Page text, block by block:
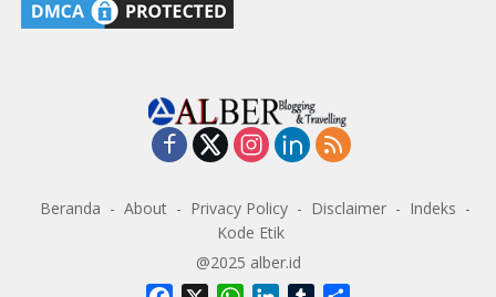
Beranda About Privacy Policy Disclaimer
Indeks
Kode Etik
@2025 alber.id
W T